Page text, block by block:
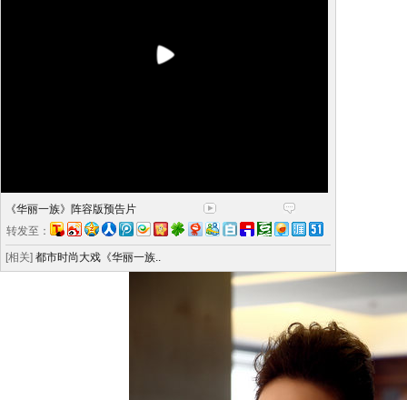
《华丽一族》阵容版预告片
转发至：
[相关] 都市时尚大戏《华丽一族..